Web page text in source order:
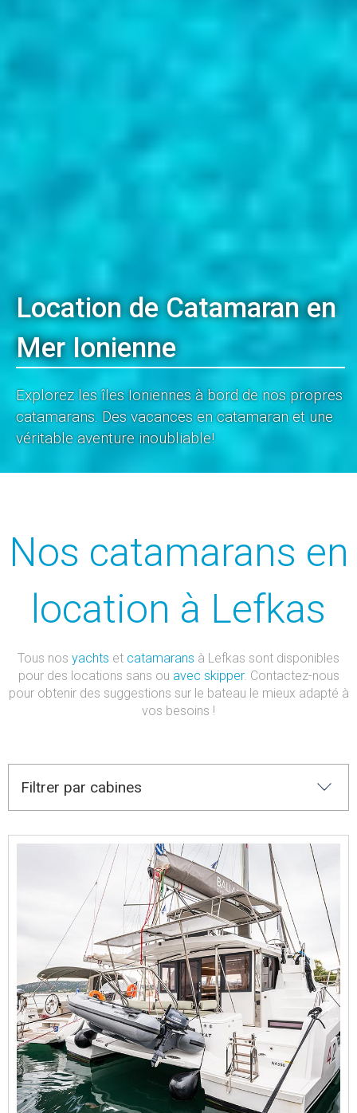
Location de Catamaran en
Mer Ionienne
Explorez les îles Ioniennes à bord de nos propres
catamarans. Des vacances en catamaran et une
véritable aventure inoubliable!
Nos catamarans en
location à Lefkas
Tous nos yachts et catamarans à Lefkas sont disponibles
pour des locations sans ou avec skipper. Contactez-nous
pour obtenir des suggestions sur le bateau le mieux adapté à
vos besoins !
Filtrer par cabines